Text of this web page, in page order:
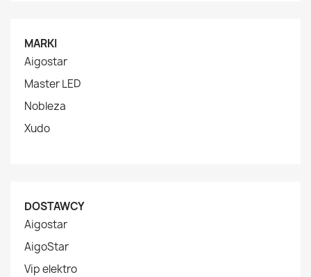
MARKI
Aigostar
Master LED
Nobleza
Xudo
DOSTAWCY
Aigostar
AigoStar
Vip elektro